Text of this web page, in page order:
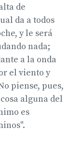
de
da a todos
y le será
nada;
a la onda
el viento y
piense, pues,
alguna del
es